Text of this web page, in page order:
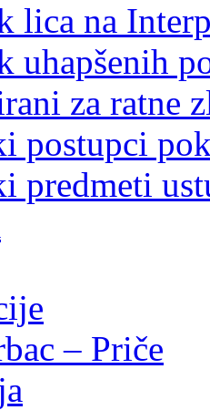
lica na
uhapšenih
za ratne
postupci
predmeti
– Priče